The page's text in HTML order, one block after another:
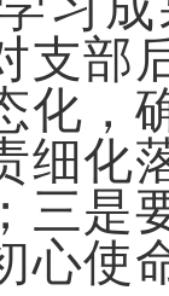
支部
化，
细化
三是
心使